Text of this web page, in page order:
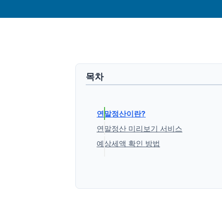
목차
연말정산이란?
연말정산 미리보기 서비스
예상세액 확인 방법